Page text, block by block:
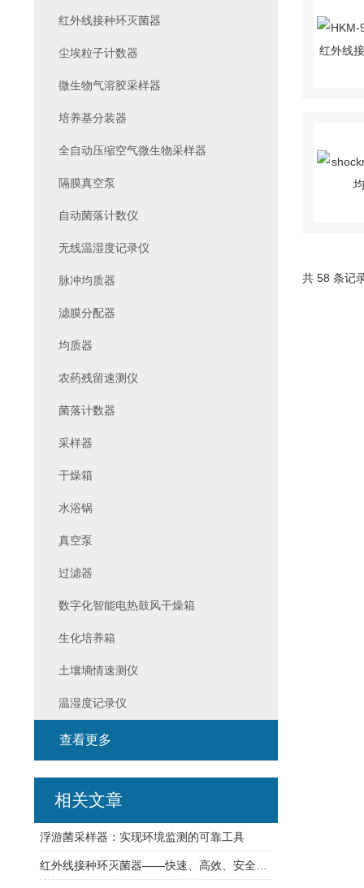
共 58 条记
红外线接种环灭菌器
尘埃粒子计数器
微生物气溶胶采样器
培养基分装器
全自动压缩空气微生物采样器
隔膜真空泵
自动菌落计数仪
无线温湿度记录仪
脉冲均质器
滤膜分配器
均质器
农药残留速测仪
菌落计数器
采样器
干燥箱
水浴锅
真空泵
过滤器
数字化智能电热鼓风干燥箱
生化培养箱
土壤墒情速测仪
温湿度记录仪
查看更多
相关文章
浮游菌采样器：实现环境监测的可靠工具